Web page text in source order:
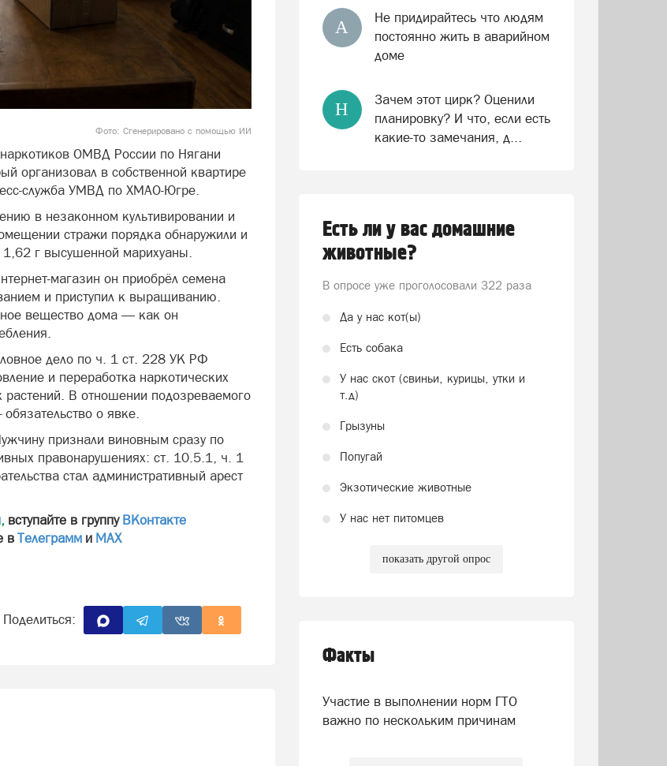
Фото: Сгенерировано с помощью ИИ
ОМВД России по Нягани
организовал в собственной квартире
служба УМВД по ХМАО-Югре.
в незаконном культивировании и
стражи порядка обнаружили и
1,62 г высушенной марихуаны.
он приобрёл семена
и приступил к выращиванию.
вещество дома — как он
дело по ч. 1 ст. 228 УК РФ
и переработка наркотических
В отношении подозреваемого
о явке.
признали виновным сразу по
правонарушениях: ст. 10.5.1, ч. 1
стал административный арест
, вступайте в группу ВКонтакте
вТелеграмм и МАХ
Поделиться:
А
Не придирайтесь что людям
постоянно жить в аварийном
доме
Н
Зачем этот цирк? Оценили
планировку? И что, если есть
какие-то замечания, д...
Есть ли у вас домашние
животные?
В опросе уже проголосовали 322 раза
Да у нас кот(ы)
Есть собака
У нас скот (свиньи, курицы, утки и
т.д)
Грызуны
Попугай
Экзотические животные
У нас нет питомцев
показать другой опрос
Факты
Участие в выполнении норм ГТО
важно по нескольким причинам